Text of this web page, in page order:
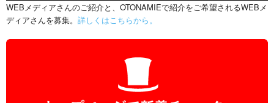
WEBメディアさんのご紹介と、OTONAMIEで紹介をご希望されるWEBメ
ディアさんを募集。 詳しくはこちらから。